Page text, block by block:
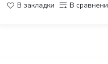
В закладки В